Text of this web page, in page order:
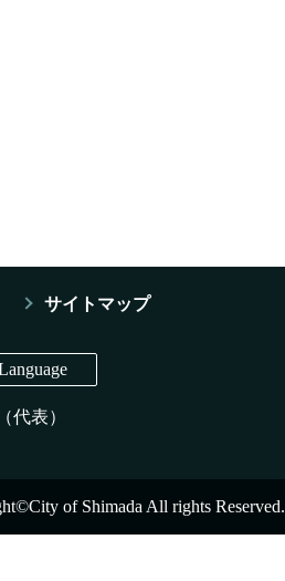
サイトマップ
代表）
of Shimada All rights Reserved.